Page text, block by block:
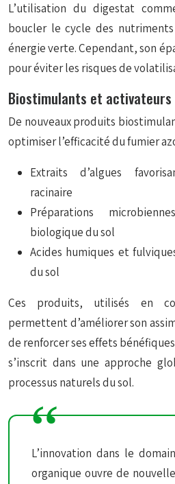
L’utilisation du digestat
boucler le cycle des
énergie verte. Cependant, son
pour éviter les risques de
Biostimulants et activateurs
De nouveaux produits
optimiser l’efficacité du fumier
Extraits d’algues
racinaire
Préparations
biologique du sol
Acides humiques et
du sol
Ces produits, utilisés en
permettent d’améliorer son
de renforcer ses effets
s’inscrit dans une approche
processus naturels du sol.
L’innovation dans le
organique ouvre de